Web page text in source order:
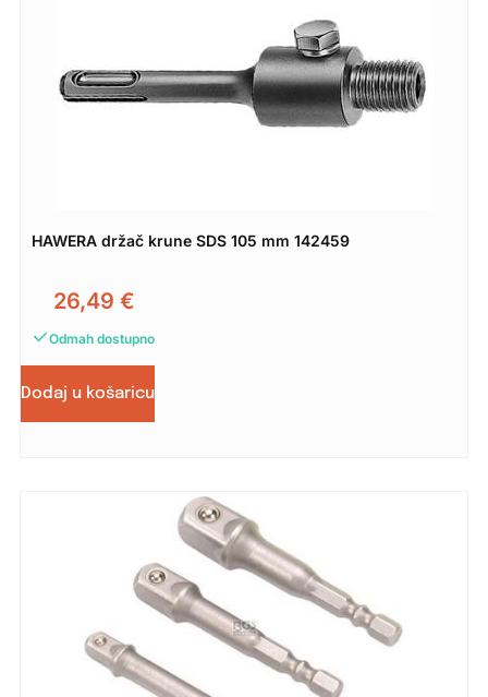
HAWERA držač krune SDS 105 mm 142459
26,49 €
Odmah dostupno
Dodaj u košaricu